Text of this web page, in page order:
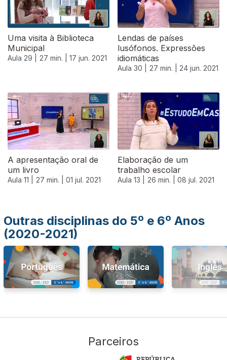
Uma visita à Biblioteca
Municipal
Aula 29 | 27 min. | 17 jun. 2021
Lendas de países
lusófonos. Expressões
idiomáticas
Aula 30 | 27 min. | 24 jun. 2021
A apresentação oral de
um livro
Aula 11 | 27 min. | 01 jul. 2021
Elaboração de um
trabalho escolar
Aula 13 | 26 min. | 08 jul. 2021
556317
Outras disciplinas do 5º e 6º Anos
(2020-2021)
Parceiros